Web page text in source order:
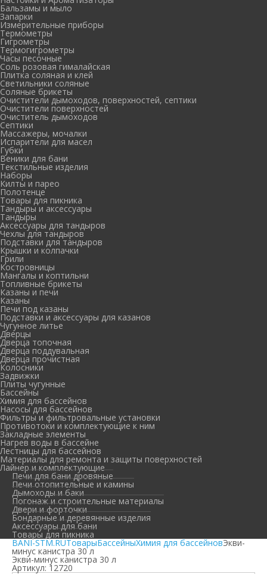
Бальзамы и мыло
Запарки
Измерительные приборы
Термометры
Гигрометры
Термогигрометры
Часы песочные
Соль розовая гималайская
Плитка соляная и клей
Светильники соляные
Соляные брикеты
Очистители дымоходов, поверхностей, септики
Очистители поверхностей
Очиститель дымоходов
Септики
Массажеры, мочалки
Испарители для масел
Губки
Веники для бани
Текстильные изделия
Наборы
Килты и парео
Полотенце
Товары для пикника
Тандыры и аксессуары
Тандыры
Аксессуары для тандыров
Чехлы для тандыров
Подставки для тандыров
Крышки и колпачки
Грили
Костровницы
Мангалы и коптильни
Топливные брикеты
Казаны и печи
Казаны
Печи под казаны
Подставки и аксессуары для казанов
Чугунное литье
Дверцы
Дверца топочная
Дверца поддувальная
Дверца прочистная
Колосники
Задвижки
Плиты чугунные
Бассейны
Химия для бассейнов
Насосы для бассейнов
Фильтры и фильтровальные установки
Противотоки и комплектующие к ним
Закладные элементы
Нагрев воды в бассейне
Лестницы для бассейнов
Материалы для ремонта и защиты поверхностей
Лайнер и комплектующие
Печи для бани дровяные
Печи отопительные и камины
Дымоходы и баки
Погонаж и строительные материалы
Двери и форточки
Бондарные и деревянные изделия
Аксессуары для бани
Товары для пикника
BANI-STM.RUТоварыБассейныХимия для бассейновЭкви-
минус канистра 30 л
Экви-минус канистра 30 л
Артикул: 12720